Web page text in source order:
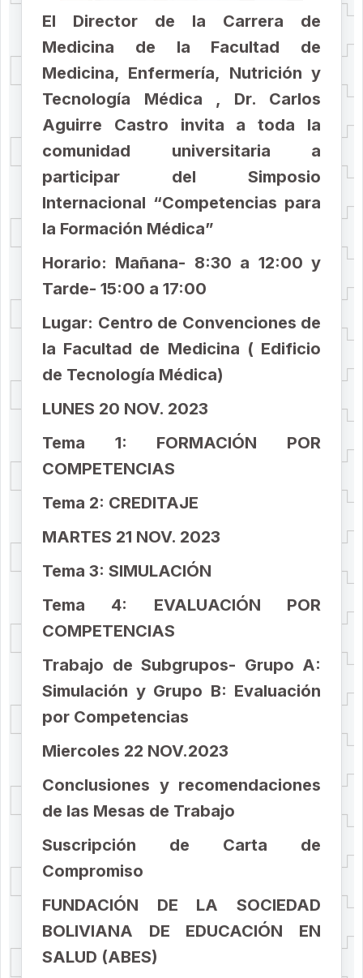
El Director de la Carrera de
Medicina de la Facultad de
Medicina, Enfermería, Nutrición y
Tecnología Médica , Dr. Carlos
Aguirre Castro invita a toda la
comunidad universitaria a
participar del Simposio
Internacional “Competencias para
la Formación Médica”
Horario: Mañana- 8:30 a 12:00 y
Tarde- 15:00 a 17:00
Lugar: Centro de Convenciones de
la Facultad de Medicina ( Edificio
de Tecnología Médica)
LUNES 20 NOV. 2023
Tema 1: FORMACIÓN POR
COMPETENCIAS
Tema 2: CREDITAJE
MARTES 21 NOV. 2023
Tema 3: SIMULACIÓN
Tema 4: EVALUACIÓN POR
COMPETENCIAS
Trabajo de Subgrupos- Grupo A:
Simulación y Grupo B: Evaluación
por Competencias
Miercoles 22 NOV.2023
Conclusiones y recomendaciones
de las Mesas de Trabajo
Suscripción de Carta de
Compromiso
FUNDACIÓN DE LA SOCIEDAD
BOLIVIANA DE EDUCACIÓN EN
SALUD (ABES)